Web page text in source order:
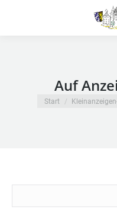
Auf
Sie befinden sich
Start
nach: